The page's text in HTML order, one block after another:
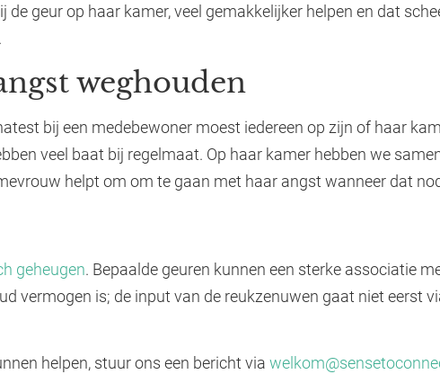
geur op haar kamer, veel gemakkelijker helpen en dat
weghouden
bij een medebewoner moest iedereen op zijn of haar
veel baat bij regelmaat. Op haar kamer hebben we
helpt om om te gaan met haar angst wanneer dat
geheugen. Bepaalde geuren kunnen een sterke associatie
vermogen is; de input van de reukzenuwen gaat niet eerst
helpen, stuur ons een bericht via